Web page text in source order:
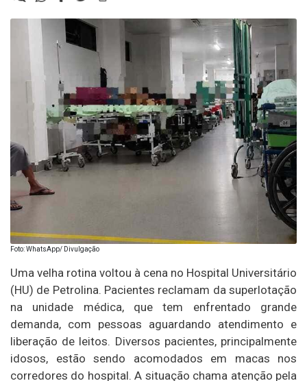
Foto: WhatsApp/ Divulgação
Uma velha rotina voltou à cena no Hospital Universitário
(HU) de Petrolina. Pacientes reclamam da superlotação
na unidade médica, que tem enfrentado grande
demanda, com pessoas aguardando atendimento e
liberação de leitos. Diversos pacientes, principalmente
idosos, estão sendo acomodados em macas nos
corredores do hospital. A situação chama atenção pela